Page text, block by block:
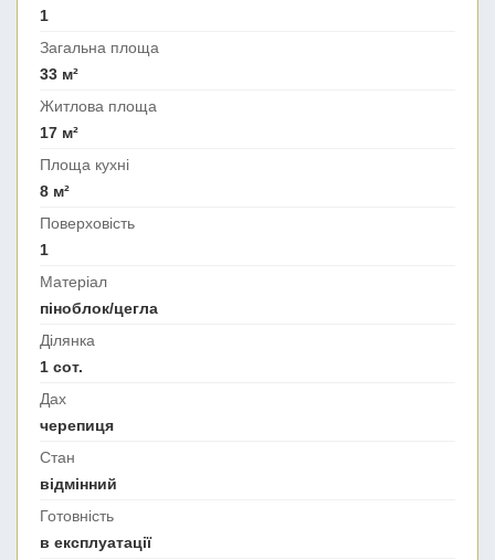
1
Загальна площа
33 м²
Житлова площа
17 м²
Площа кухні
8 м²
Поверховість
1
Матеріал
піноблок/цегла
Ділянка
1 сот.
Дах
черепиця
Стан
відмінний
Готовність
в експлуатації